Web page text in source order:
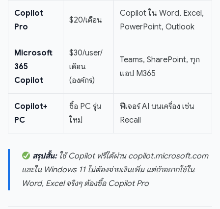
Copilot
Pro
$20/เดือน
Copilot ใน Word, Excel,
PowerPoint, Outlook
Microsoft
365
Copilot
$30/user/
เดือน
(องค์กร)
Teams, SharePoint, ทุก
แอป M365
Copilot+
PC
ซื้อ PC รุ่น
ใหม่
ฟีเจอร์ AI บนเครื่อง เช่น
Recall
สรุปสั้น:ใช้ Copilot ฟรีได้ผ่าน copilot.microsoft.com
และใน Windows 11 ไม่ต้องจ่ายเงินเพิ่ม แต่ถ้าอยากใช้ใน
Word, Excel จริงๆ ต้องซื้อ Copilot Pro